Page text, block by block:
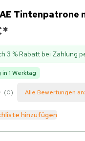
Tintenpatrone
*
3 % Rabatt bei Zahlung
1 Werktag
0 Alle Bewertungen
hinzufügen